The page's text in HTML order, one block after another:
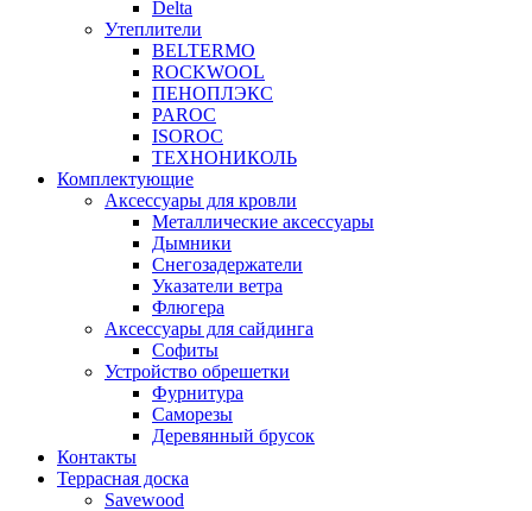
Delta
Утеплители
BELTERMO
ROCKWOOL
ПЕНОПЛЭКС
PAROC
ISOROC
ТЕХНОНИКОЛЬ
Комплектующие
Аксессуары для кровли
Металлические аксессуары
Дымники
Снегозадержатели
Указатели ветра
Флюгера
Аксессуары для сайдинга
Софиты
Устройство обрешетки
Фурнитура
Саморезы
Деревянный брусок
Контакты
Террасная доска
Savewood